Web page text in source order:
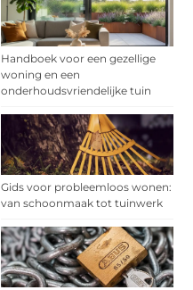
Handboek voor een gezellige
woning en een
onderhoudsvriendelijke tuin
Gids voor probleemloos wonen:
van schoonmaak tot tuinwerk